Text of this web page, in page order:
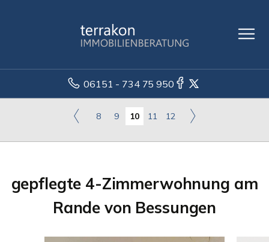
06151 - 734 75 950
8 9 10 11 12
gepflegte 4-Zimmerwohnung am
Rande von Bessungen